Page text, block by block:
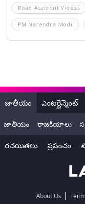
Road Accident Videos
PM Narendra Modi
జాతీయం ఎంటర్టైన్మెంట్
జాతీయం రాజకీయాలు
రచయితలు ప్రపంచం
About Us |